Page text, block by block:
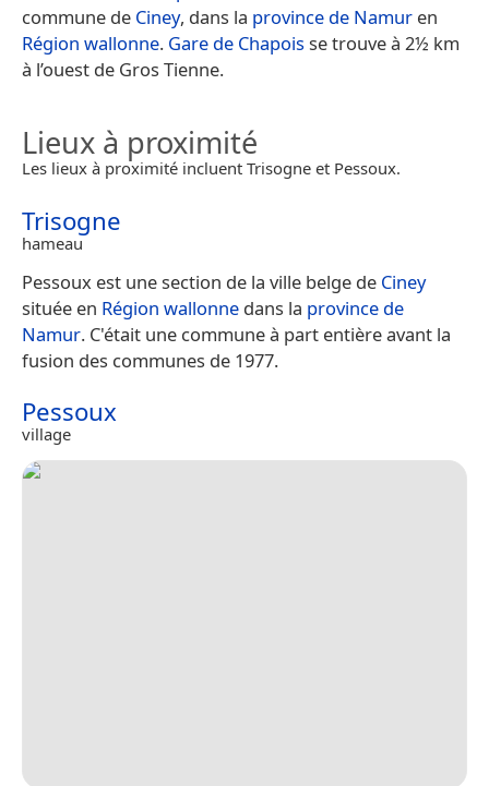
commune de Ciney, dans la province de Namur en
Région wallonne. Gare de Chapoisse trouve à 2½ km
à l’ouest de Gros Tienne.
Lieux à proximité
Les lieux à proximité incluent Trisogne et Pessoux.
Trisogne
hameau
Pessoux est une section de la ville belge de Ciney
située en Région wallonne dans la province de
Namur. C'était une commune à part entière avant la
fusion des communes de 1977.
Pessoux
village